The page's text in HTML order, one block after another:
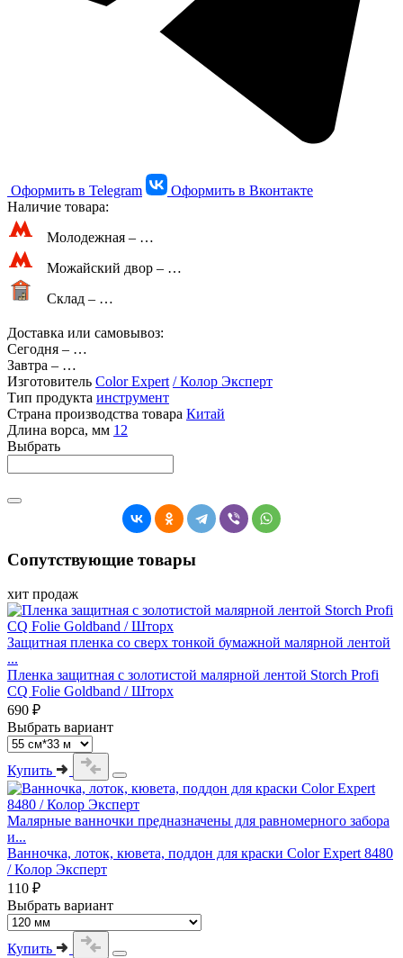
Оформить в Telegram
Оформить в Вконтакте
Наличие товара:
Молодежная – …
Можайский двор – …
Склад – …
Доставка или самовывоз:
Сегодня – …
Завтра – …
Изготовитель Color Expert / Колор Эксперт
Тип продукта инструмент
Страна производства товара Китай
Длина ворса, мм 12
Выбрать
Сопутствующие товары
хит продаж
Защитная пленка со сверх тонкой бумажной малярной лентой
...
Пленка защитная с золотистой малярной лентой Storch Profi
CQ Folie Goldband / Шторх
690 ₽
Выбрать вариант
Купить
Малярные ванночки предназначены для равномерного забора
и...
Ванночка, лоток, кювета, поддон для краски Color Expert 8480
/ Колор Эксперт
110 ₽
Выбрать вариант
Купить